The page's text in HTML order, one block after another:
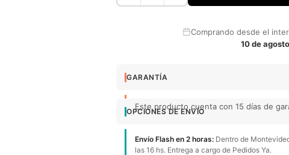
Comprando desde el
10 de agosto
GARANTÍA
Este producto cuenta con 15 días de
OPCIONES DE ENVÍO
Envío Flash en 2 horas: Dentro de
las 16 hs. Entrega a cargo de Pedidos Ya.